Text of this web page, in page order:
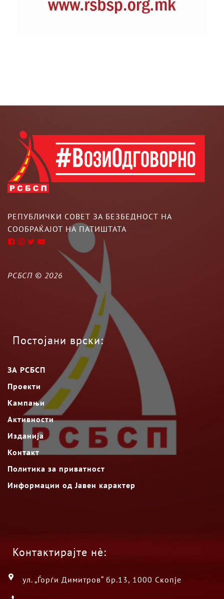
РЕПУБЛИЧКИ СОВЕТ ЗА БЕЗБЕДНОСТ НА
СООБРАЌАЈОТ НА ПАТИШТАТА
РСБСП © 2026
Постојани врски:
ЗА РСБСП
Проекти
Кампањи
Активности
Изданија
Контакт
Политика за приватност
Информации од Јавен карактер
Контактирајте нè:
ул. „Ѓорѓи Димитров“ бр.13, 1000 Скопје